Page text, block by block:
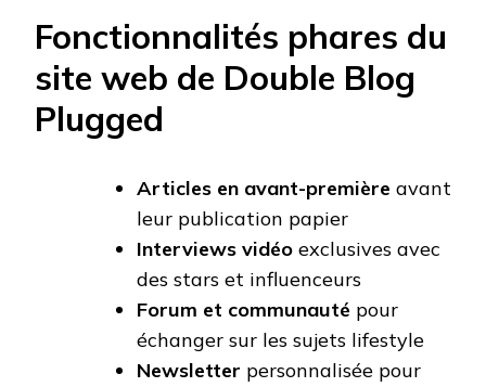
Fonctionnalités phares du
site web de Double Blog
Plugged
Articles en avant-première avant
leur publication papier
Interviews vidéo exclusives avec
des stars et influenceurs
Forum et communauté pour
échanger sur les sujets lifestyle
Newsletter personnalisée pour